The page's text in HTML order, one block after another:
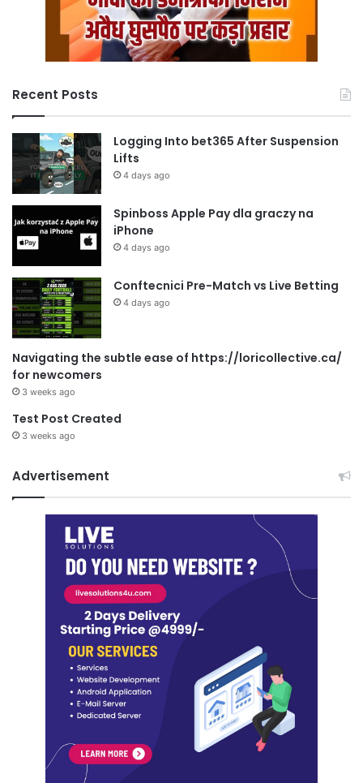
Recent Posts
Logging Into bet365 After Suspension
Lifts
4 days ago
Spinboss Apple Pay dla graczy na
iPhone
4 days ago
Conftecnici Pre-Match vs Live Betting
4 days ago
Navigating the subtle ease of https://loricollective.ca/
for newcomers
3 weeks ago
Test Post Created
3 weeks ago
Advertisement